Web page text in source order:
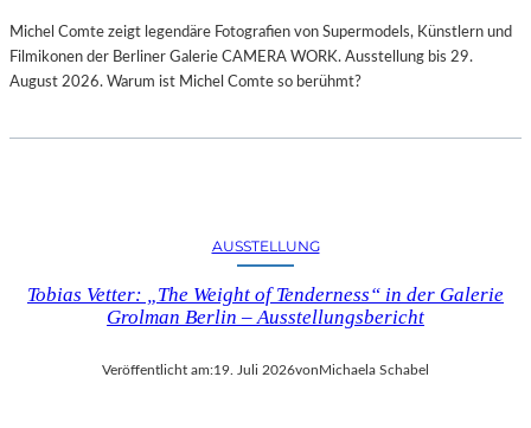
Michel Comte zeigt legendäre Fotografien von Supermodels, Künstlern und
Filmikonen der Berliner Galerie CAMERA WORK. Ausstellung bis 29.
August 2026. Warum ist Michel Comte so berühmt?
AUSSTELLUNG
Tobias Vetter: „The Weight of Tenderness“ in der Galerie
Grolman Berlin – Ausstellungsbericht
Veröffentlicht am:19. Juli 2026vonMichaela Schabel